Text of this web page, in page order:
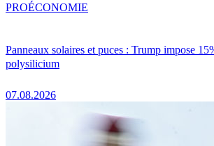
Panneaux solaires et puces : Trump impose
polysilicium
07.08.2026
PROÉCONOMIE